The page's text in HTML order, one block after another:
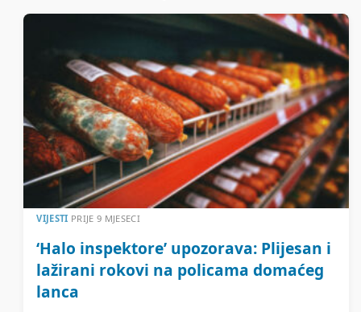
VIJESTI PRIJE 9 MJESECI
‘Halo inspektore’ upozorava: Plijesan i
lažirani rokovi na policama domaćeg
lanca